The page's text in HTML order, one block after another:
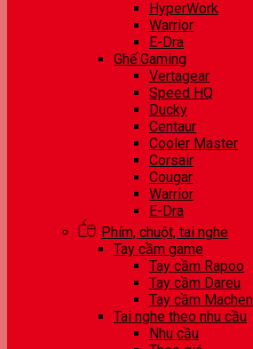
HyperWork
Warrior
E-Dra
Ghế Gaming
Vertagear
Speed HQ
Ducky
Centaur
Cooler Master
Corsair
Cougar
Warrior
E-Dra
Phím, chuột, tai nghe
Tay cầm game
Tay cầm Rapoo
Tay cầm Dareu
Tay cầm
Tai nghe theo nhu cầu
Nhu cầu